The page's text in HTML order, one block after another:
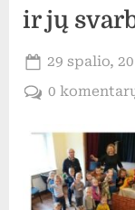
ir jų
Posted
on
29 spalio,
0